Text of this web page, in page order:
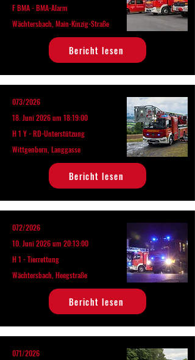
F BMA - BMA-Alarm
Wächtersbach, Main-Kinzig-Straße
Bericht lesen
073/2026
18. Juni 2026 um 18:19:00
H 1 Y - RD-Unterstützung
Wittgenborn, Langgasse
Bericht lesen
072/2026
10. Juni 2026 um 20:13:00
H 1 - Tierrettung
Wächtersbach, Heegstraße
Bericht lesen
071/2026